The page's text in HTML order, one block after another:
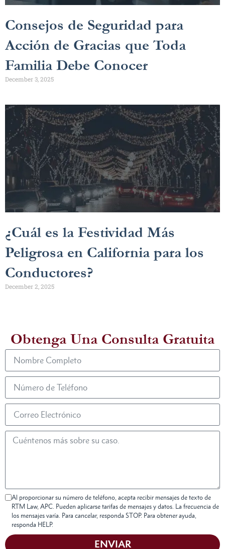
Consejos de Seguridad para
Acción de Gracias que Toda
Familia Debe Conocer
December 3, 2025
¿Cuál es la Festividad Más
Peligrosa en California para los
Conductores?
December 2, 2025
Obtenga Una Consulta Gratuita
Al proporcionar su número de teléfono, acepta recibir mensajes de texto de
RTM Law, APC. Pueden aplicarse tarifas de mensajes y datos. La frecuencia de
los mensajes varía. Para cancelar, responda STOP. Para obtener ayuda,
responda HELP.
ENVIAR